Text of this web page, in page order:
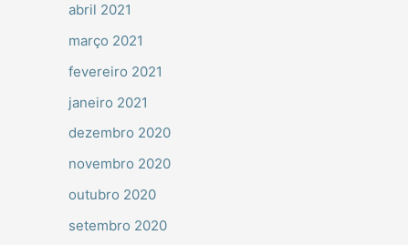
abril 2021
março 2021
fevereiro 2021
janeiro 2021
dezembro 2020
novembro 2020
outubro 2020
setembro 2020